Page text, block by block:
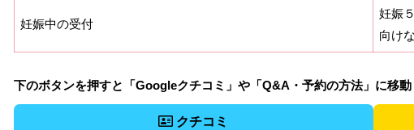
妊娠中の受付
妊娠
向け
下のボタンを押すと「Googleクチコミ」や「Q&A・予約の方法」に移動
クチコミ